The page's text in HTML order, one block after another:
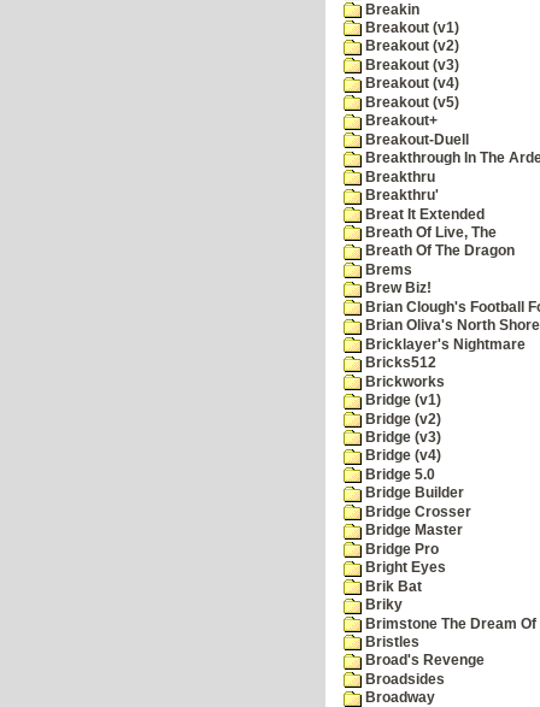
Breakin
Breakout (v1)
Breakout (v2)
Breakout (v3)
Breakout (v4)
Breakout (v5)
Breakout+
Breakout-Duell
Breakthrough In The
Breakthru
Breakthru'
Breat It Extended
Breath Of Live, The
Breath Of The Dragon
Brems
Brew Biz!
Brian Clough's Football
Brian Oliva's North
Bricklayer's Nightmare
Bricks512
Brickworks
Bridge (v1)
Bridge (v2)
Bridge (v3)
Bridge (v4)
Bridge 5.0
Bridge Builder
Bridge Crosser
Bridge Master
Bridge Pro
Bright Eyes
Brik Bat
Briky
Brimstone The Dream Of
Bristles
Broad's Revenge
Broadsides
Broadway